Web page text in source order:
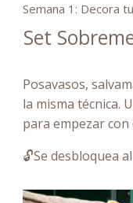
Semana 1: Decora
Set
Posavasos,
la misma técnica.
para empezar con
🔓Se desbloquea